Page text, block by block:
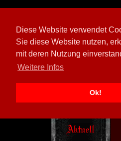
Diese Website verwendet
Sie diese Website nutzen,
mit deren Nutzung
Weitere Infos
Ok!
[ 597026/M3]